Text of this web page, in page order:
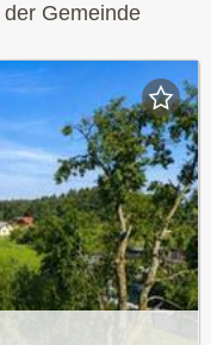
Gemeinde